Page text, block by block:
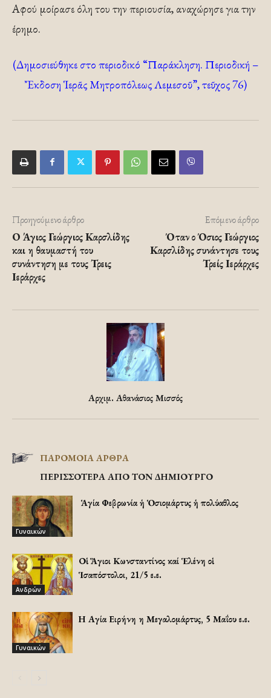
Αφού μοίρασε όλη του την περιουσία, αναχώρησε για την
έρημο.
(Δημοσιεύθηκε στο περιοδικό “Παράκληση. Περιοδική –
Ἔκδοση Ἱερᾶς Μητροπόλεως Λεμεσοῦ”, τεῦχος 76)
Προηγούμενο άρθρο
Ο Άγιος Γεώργιος Καρσλίδης
και η θαυμαστή του
συνάντηση με τους Τρεις
Ιεράρχες
Επόμενο άρθρο
Όταν ο Όσιος Γεώργιος
Καρσλίδης συνάντησε τους
Τρείς Ιεράρχες
Αρχιμ. Αθανάσιος Μισσός
ΠΑΡΟΜΟΙΑ ΑΡΘΡΑ
ΠΕΡΙΣΣΟΤΕΡΑ ΑΠΟ ΤΟΝ ΔΗΜΙΟΥΡΓΟ
Γυναικών
Ἡ Ἁγία Φεβρωνία ἡ Ὁσιομάρτυς ἡ πολύαθλος
Ανδρών
Οἱ Ἅγιοι Κωνσταντίνος καί Ἑλένη οἱ
Ἱσαπόστολοι, 21/5 ε.ε.
Γυναικών
Η Αγία Ειρήνη η Μεγαλομάρτυς, 5 Μαΐου ε.ε.